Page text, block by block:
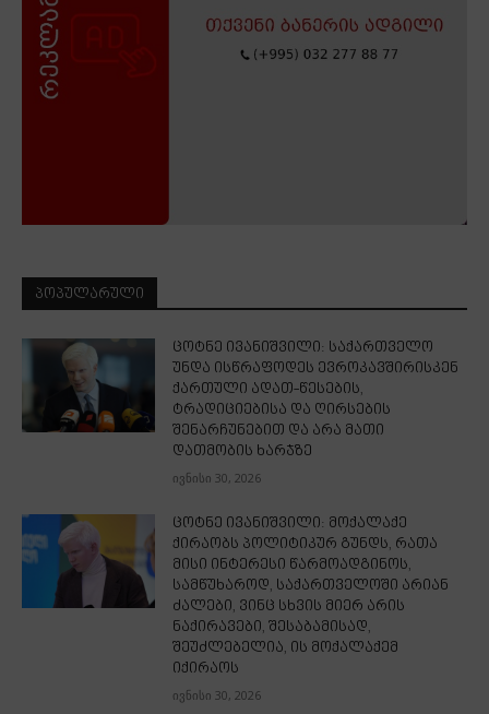
ᲞᲝᲞᲣᲚᲐᲠᲣᲚᲘ
ცოტნე ივანიშვილი: საქართველო
უნდა ისწრაფოდეს ევროკავშირისკენ
ქართული ადათ-წესების,
ტრადიციებისა და ღირსების
შენარჩუნებით და არა მათი
დათმობის ხარჯზე
ივნისი 30, 2026
ცოტნე ივანიშვილი: მოქალაქე
ქირაობს პოლიტიკურ გუნდს, რათა
მისი ინტერესი წარმოადგინოს,
სამწუხაროდ, საქართველოში არიან
ძალები, ვინც სხვის მიერ არის
ნაქირავები, შესაბამისად,
შეუძლებელია, ის მოქალაქემ
იქირაოს
ივნისი 30, 2026